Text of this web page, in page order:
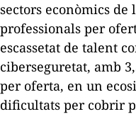
sectors econòmics de
professionals per
escassetat de talent
ciberseguretat, amb
per oferta, en un
dificultats per cobrir